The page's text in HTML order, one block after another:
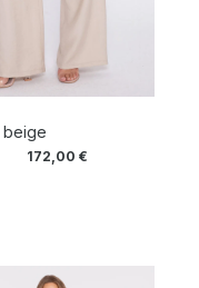
beige
172,00 €